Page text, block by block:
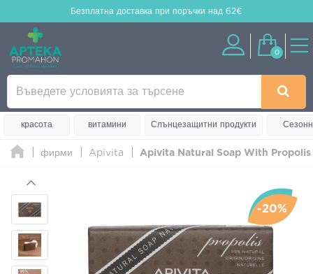
Безплатна доставка при поръчки над 62€
0
красота витамини Слънцезащитни продукти
фирми Apivita Apivita Natural Soap With Propolis
-20%